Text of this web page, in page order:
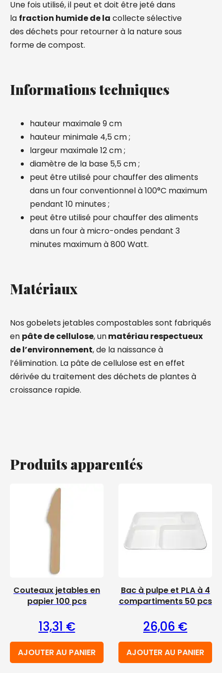
Une fois utilisé, il peut et doit être jeté dans
la fraction humide de la collecte sélective
des déchets pour retourner à la nature sous
forme de compost.
Informations techniques
hauteur maximale 9 cm
hauteur minimale 4,5 cm ;
largeur maximale 12 cm ;
diamètre de la base 5,5 cm ;
peut être utilisé pour chauffer des aliments
dans un four conventionnel à 100°C maximum
pendant 10 minutes ;
peut être utilisé pour chauffer des aliments
dans un four à micro-ondes pendant 3
minutes maximum à 800 Watt.
Matériaux
Nos gobelets jetables compostables sont fabriqués
en pâte de cellulose, unmatériau respectueux
de l’environnement, de la naissance à
l’élimination. La pâte de cellulose est en effet
dérivée du traitement des déchets de plantes à
croissance rapide.
Produits apparentés
Couteaux jetables en
papier 100 pcs
13,31 €
AJOUTER AU PANIER
Bac à pulpe et PLA à 4
compartiments 50 pcs
26,06 €
AJOUTER AU PANIER